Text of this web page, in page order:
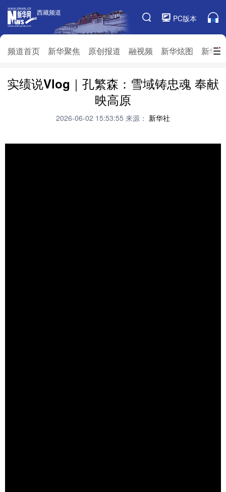
西藏频道
PC版本
频道首页 新华聚焦 原创报道 融视频 新华炫图 新华
西藏频道
频道栏目
频道首页 新华聚焦 原创报道
融视频
新华访谈 新华云直播
生态西藏 文化旅游
推广信息
实绩说Vlog｜孔繁森：雪域铸忠魂 奉献
映高原
2026-06-02 15:53:55 来源： 新华社